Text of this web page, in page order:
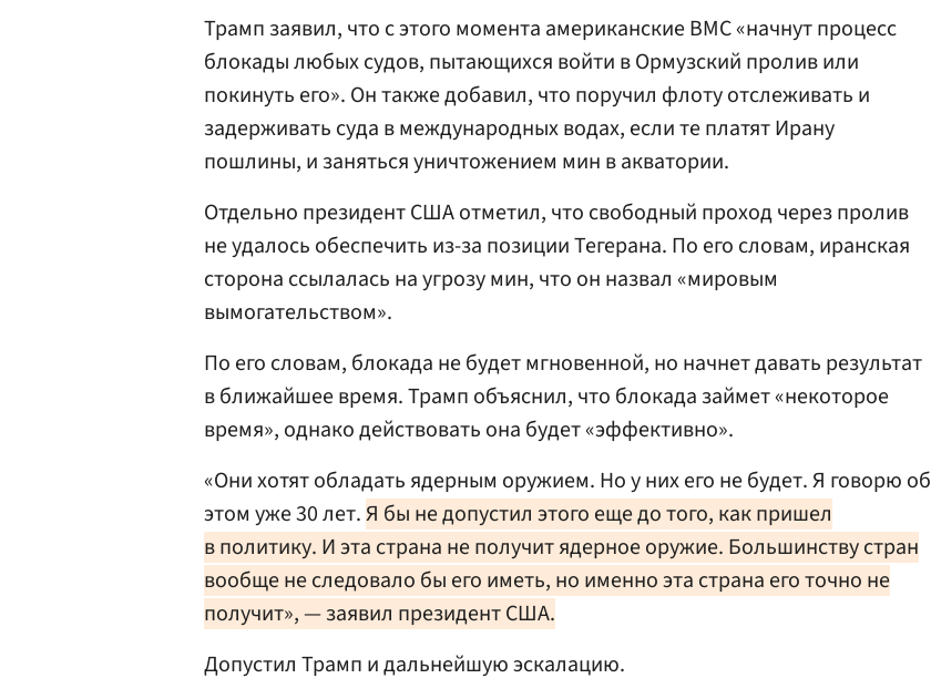
Трамп заявил, что с этого момента американские ВМС «начнут процесс
блокады любых судов, пытающихся войти в Ормузский пролив или
покинуть его». Он также добавил, что поручил флоту отслеживать и
задерживать суда в международных водах, если те платят Ирану
пошлины, и заняться уничтожением мин в акватории.
Отдельно президент США отметил, что свободный проход через пролив
не удалось обеспечить из-за позиции Тегерана. По его словам, иранская
сторона ссылалась на угрозу мин, что он назвал «мировым
вымогательством».
По его словам, блокада не будет мгновенной, но начнет давать результат
в ближайшее время. Трамп объяснил, что блокада займет «некоторое
время», однако действовать она будет «эффективно».
«Они хотят обладать ядерным оружием. Но у них его не будет. Я говорю об
этом уже 30 лет.Я бы не допустил этого еще до того, как пришел
в политику. И эта страна не получит ядерное оружие. Большинству стран
вообще не следовало бы его иметь, но именно эта страна его точно не
получит», — заявил президент США.
Допустил Трамп и дальнейшую эскалацию.